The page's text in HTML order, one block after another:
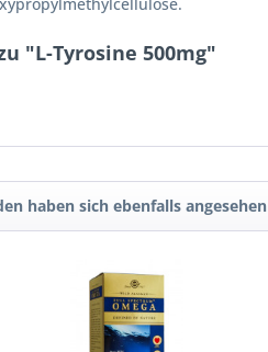
"L-Tyrosine 500mg"
haben sich ebenfalls angesehen